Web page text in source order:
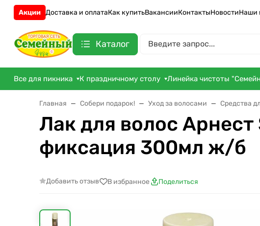
Акции Доставка и оплатаКак купитьВакансииКонтактыНовостиНаши
Каталог
Все для пикника К праздничному столу Линейка чистоты
Главная Собери подарок! Уход за волосами Средства
Лак для волос
фиксация 300мл ж/б
Добавить отзыв В избранное Поделиться